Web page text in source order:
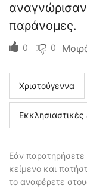
αναγνώρισαν
παράνομες.
0 0
Χριστούγεννα
Εκκλησιαστικές
Εάν παρατηρήσετε
κείμενο και
το αναφέρετε